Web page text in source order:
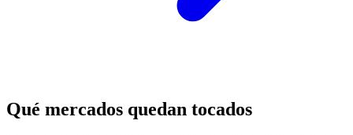
Qué mercados quedan tocados